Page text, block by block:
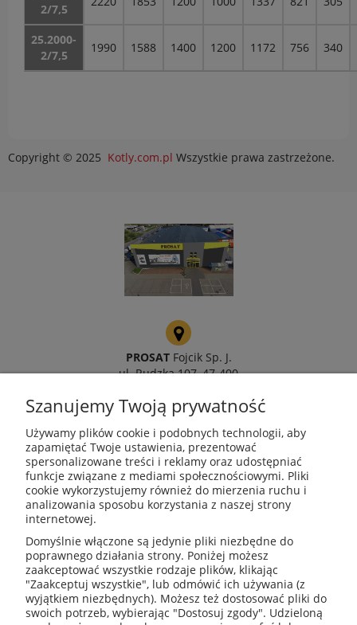
2/7,5
25.2000-
2/7,5
1990 1588 1400 1200 1172 756 340
Copyright © 2025 Kotly.com.pl Wszystkie prawa zastrzeżone.
PROSATFojcik Sp. J.
ul. Rudzka 107, 47-400
kotly@kotly.com.pl
+48 32 419 01 20
+48 32 415 31 65
Szanujemy Twoją prywatność
Używamy plików cookie i podobnych technologii, aby
zapamiętać Twoje ustawienia, prezentować
spersonalizowane treści i reklamy oraz udostępniać
funkcje związane z mediami społecznościowymi. Pliki
cookie wykorzystujemy również do mierzenia ruchu i
analizowania sposobu korzystania z naszej strony
internetowej.
Domyślnie włączone są jedynie pliki niezbędne do
poprawnego działania strony. Poniżej możesz
zaakceptować wszystkie rodzaje plików, klikając
"Zaakceptuj wszystkie", lub odmówić ich używania (z
wyjątkiem niezbędnych). Możesz też dostosować pliki do
swoich potrzeb, wybierając "Dostosuj zgody". Udzieloną